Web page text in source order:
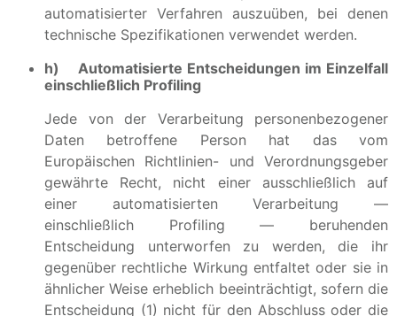
automatisierter Verfahren auszuüben, bei denen
technische Spezifikationen verwendet werden.
h) Automatisierte Entscheidungen im Einzelfall
einschließlich Profiling
Jede von der Verarbeitung personenbezogener
Daten betroffene Person hat das vom
Europäischen Richtlinien- und Verordnungsgeber
gewährte Recht, nicht einer ausschließlich auf
einer automatisierten Verarbeitung —
einschließlich Profiling — beruhenden
Entscheidung unterworfen zu werden, die ihr
gegenüber rechtliche Wirkung entfaltet oder sie in
ähnlicher Weise erheblich beeinträchtigt, sofern die
Entscheidung (1) nicht für den Abschluss oder die